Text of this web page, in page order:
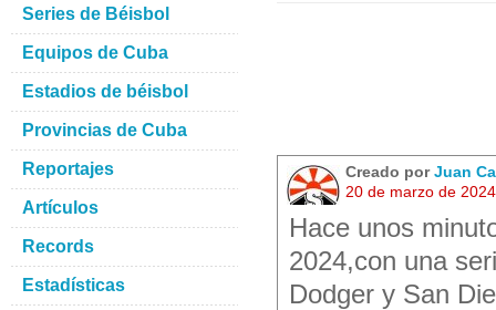
Creado porJuan
20 de marzo de
Hace unos
2024,con una
Dodger y San
Series de Béisbol
Equipos de Cuba
Estadios de béisbol
Provincias de Cuba
Reportajes
Artículos
Records
Estadísticas